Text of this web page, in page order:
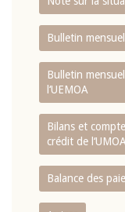
Bulletin
Bulletin
l‘UEMOA
Bilans et
crédit de l‘UMOA
Balance des